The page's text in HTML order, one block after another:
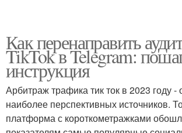
Как перенаправить
TikTok в Telegram:
инструкция
Арбитраж трафика тик ток в 2023 году -
наиболее перспективных источников.
платформа с короткометражками